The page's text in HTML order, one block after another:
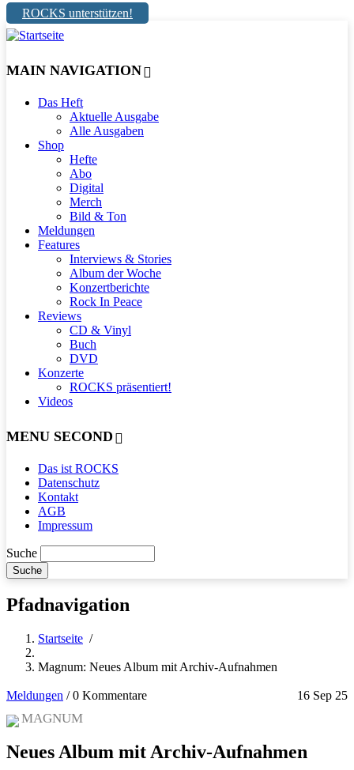
ROCKS unterstützen!
MAIN NAVIGATION
Das Heft
Aktuelle Ausgabe
Alle Ausgaben
Shop
Hefte
Abo
Digital
Merch
Bild & Ton
Meldungen
Features
Interviews & Stories
Album der Woche
Konzertberichte
Rock In Peace
Reviews
CD & Vinyl
Buch
DVD
Konzerte
ROCKS präsentiert!
Videos
MENU SECOND
Das ist ROCKS
Datenschutz
Kontakt
AGB
Impressum
Suche
Pfadnavigation
Startseite /
Magnum: Neues Album mit Archiv-Aufnahmen
Meldungen 16 Sep 25
/0 Kommentare
MAGNUM
Neues Album mit Archiv-Aufnahmen